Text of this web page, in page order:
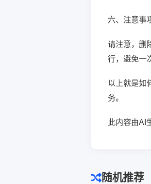
六、注意事
请注意，删
行，避免一
以上就是如
务。
此内容由AI
随机推荐